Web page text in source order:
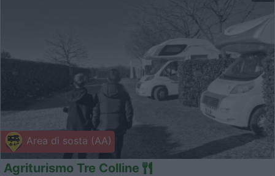
Area di sosta (AA)
Agriturismo Tre Colline